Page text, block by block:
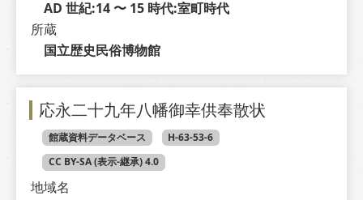
AD 世紀:14 〜 15 時代:室町時代
所蔵
国立歴史民俗博物館
応永二十九年八幡御幸供奉散状
館蔵資料データベース
H-63-53-6
CC BY-SA (表示-継承) 4.0
地域名